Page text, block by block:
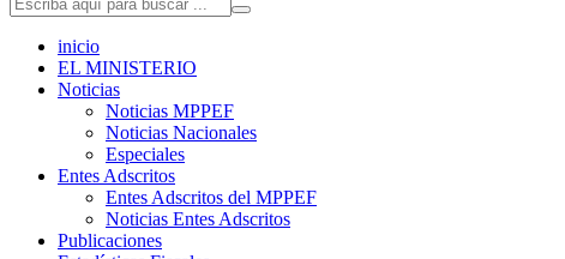
inicio
EL MINISTERIO
Noticias
Noticias MPPEF
Noticias Nacionales
Especiales
Entes Adscritos
Entes Adscritos del MPPEF
Noticias Entes Adscritos
Publicaciones